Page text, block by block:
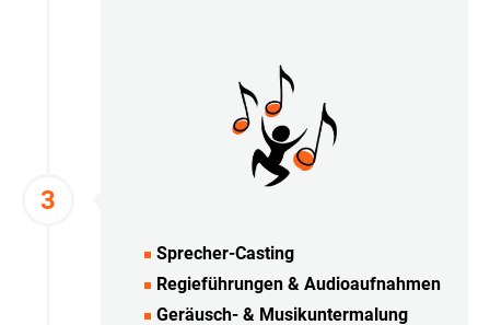
Sprecher-Casting
Regieführungen & Audioaufnahmen
Geräusch- & Musikuntermalung